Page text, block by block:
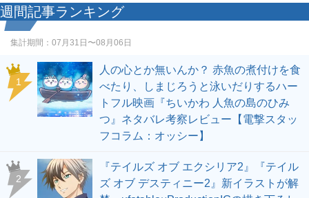
週間記事ランキング
集計期間： 07月31日〜08月06日
1
人の心とか無いんか？ 赤魚の煮付けを食
べたり、しまじろうと泳いだりするハー
トフル映画『ちいかわ 人魚の島のひみ
つ』ネタバレ考察レビュー【電撃スタッ
フコラム：オッシー】
2
『テイルズ オブ エクシリア2』『テイル
ズ オブ デスティニー2』新イラストが解